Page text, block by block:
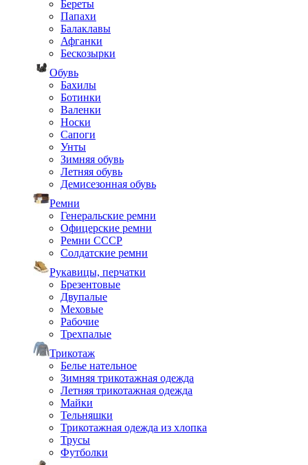
Береты
Папахи
Балаклавы
Афганки
Бескозырки
Обувь
Бахилы
Ботинки
Валенки
Носки
Сапоги
Унты
Зимняя обувь
Летняя обувь
Демисезонная обувь
Ремни
Генеральские ремни
Офицерские ремни
Ремни СССР
Солдатские ремни
Рукавицы, перчатки
Брезентовые
Двупалые
Меховые
Рабочие
Трехпалые
Трикотаж
Белье нательное
Зимняя трикотажная одежда
Летняя трикотажная одежда
Майки
Тельняшки
Трикотажная одежда из хлопка
Трусы
Футболки